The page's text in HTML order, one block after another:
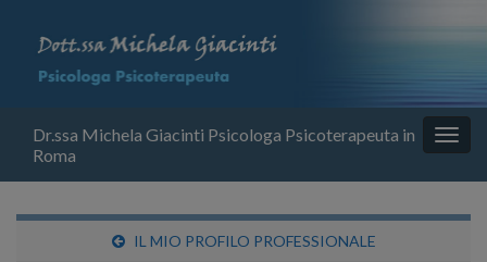
Dr.ssa Michela Giacinti Psicologa Psicoterapeuta in
Roma
IL MIO PROFILO PROFESSIONALE